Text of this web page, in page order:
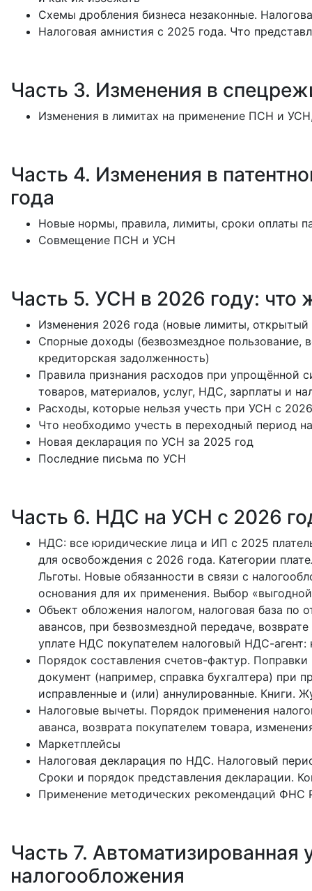
Схемы дробления бизнеса незаконные.
Налоговая амнистия с 2025 года. Что
Часть 3. Изменения в
Изменения в лимитах на применение ПСН и
Часть 4. Изменения в
года
Новые нормы, правила, лимиты, сроки оплаты
Совмещение ПСН и УСН
Часть 5. УСН в 2026 году: что
Изменения 2026 года (новые лимиты, открытый
Спорные доходы (безвозмездное пользование,
кредиторская задолженность)
Правила признания расходов при упрощённой
товаров, материалов, услуг, НДС, зарплаты и
Расходы, которые нельзя учесть при УСН с
Что необходимо учесть в переходный период
Новая декларация по УСН за 2025 год
Последние письма по УСН
Часть 6. НДС на УСН с 2026
НДС: все юридические лица и ИП с 2025
для освобождения с 2026 года. Категории
Льготы. Новые обязанности в связи с
основания для их применения. Выбор
Объект обложения налогом, налоговая база по
авансов, при безвозмездной передаче,
уплате НДС покупателем налоговый НДС-агент:
Порядок составления счетов-фактур.
документ (например, справка бухгалтера) при
исправленные и (или) аннулированные. Книги.
Налоговые вычеты. Порядок применения
аванса, возврата покупателем товара,
Маркетплейсы
Налоговая декларация по НДС. Налоговый
Сроки и порядок представления декларации.
Применение методических рекомендаций ФНС
Часть 7.
налогообложения